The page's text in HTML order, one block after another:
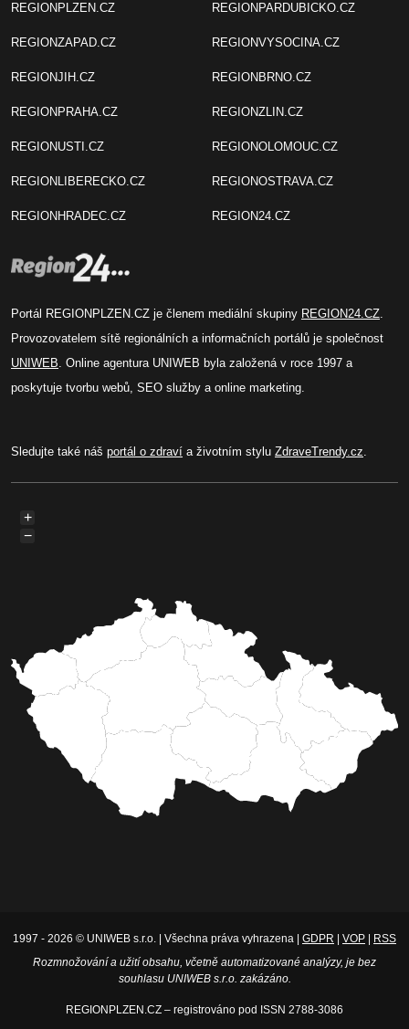
REGIONPLZEN.CZ
REGIONZAPAD.CZ
REGIONJIH.CZ
REGIONPRAHA.CZ
REGIONUSTI.CZ
REGIONLIBERECKO.CZ
REGIONHRADEC.CZ
REGIONPARDUBICKO.CZ
REGIONVYSOCINA.CZ
REGIONBRNO.CZ
REGIONZLIN.CZ
REGIONOLOMOUC.CZ
REGIONOSTRAVA.CZ
REGION24.CZ
Portál REGIONPLZEN.CZ je členem mediální skupiny REGION24.CZ.
Provozovatelem sítě regionálních a informačních portálů je společnost
UNIWEB. Online agentura UNIWEB byla založená v roce 1997 a
poskytuje tvorbu webů, SEO služby a online marketing.
Sledujte také náš portál o zdraví a životním stylu ZdraveTrendy.cz.
+
−
1997 - 2026 © UNIWEB s.r.o. | Všechna práva vyhrazena | GDPR VOP
RSS
Rozmnožování a užití obsahu, včetně automatizované analýzy, je bez
souhlasu UNIWEB s.r.o. zakázáno.
REGIONPLZEN.CZ – registrováno pod ISSN 2788-3086